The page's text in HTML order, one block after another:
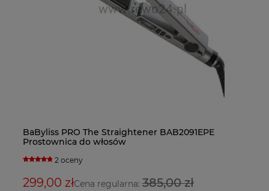
BaByliss PRO The Straightener BAB2091EPE
Prostownica do włosów
2 oceny
299,00 złCena regularna: 385,00 zł